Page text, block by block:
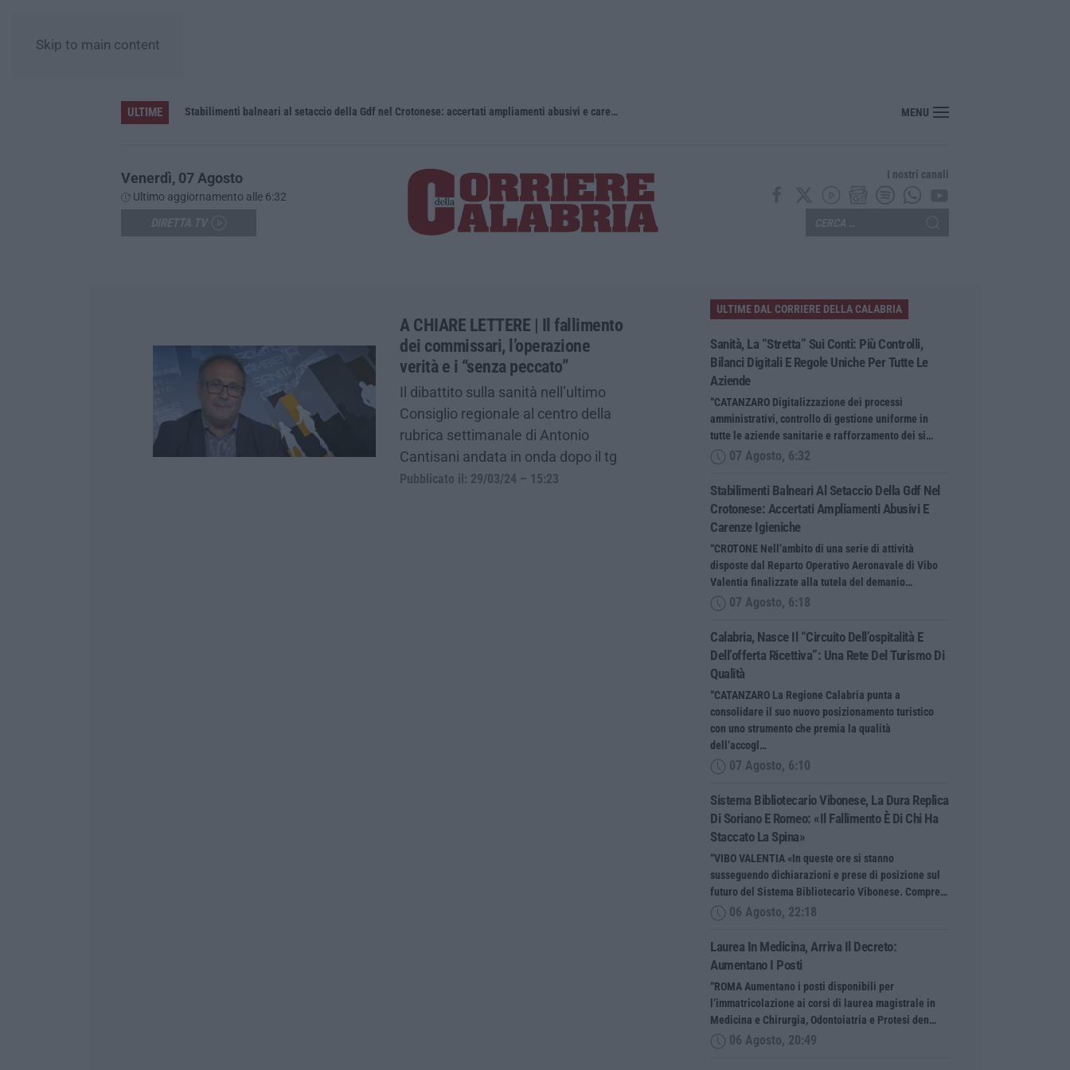
Skip to main content
ULTIME Stabilimenti balneari al setaccio della Gdf nel Crotonese: accertati ampliamenti abusivi e carenze igieniche Calabria, nasce il “Circuito dell’ospitalità e dell’offerta ricettiva”: una rete del turismo di
MENU
Venerdì, 07 Agosto
Ultimo aggiornamento alle 6:32
I nostri canali
A CHIARE LETTERE | Il fallimento
dei commissari, l’operazione
verità e i “senza peccato”
Il dibattito sulla sanità nell’ultimo
Consiglio regionale al centro della
rubrica settimanale di Antonio
Cantisani andata in onda dopo il tg
Pubblicato il: 29/03/24 – 15:23
ULTIME DAL CORRIERE DELLA CALABRIA
Sanità, La “stretta” Sui Conti: Più Controlli,
Bilanci Digitali E Regole Uniche Per Tutte Le
Aziende
“CATANZARO Digitalizzazione dei processi
amministrativi, controllo di gestione uniforme in
tutte le aziende sanitarie e rafforzamento dei si…
07 Agosto, 6:32
Stabilimenti Balneari Al Setaccio Della Gdf Nel
Crotonese: Accertati Ampliamenti Abusivi E
Carenze Igieniche
“CROTONE Nell’ambito di una serie di attività
disposte dal Reparto Operativo Aeronavale di Vibo
Valentia finalizzate alla tutela del demanio…
07 Agosto, 6:18
Calabria, Nasce Il “Circuito Dell’ospitalità E
Dell’offerta Ricettiva”: Una Rete Del Turismo Di
Qualità
“CATANZARO La Regione Calabria punta a
consolidare il suo nuovo posizionamento turistico
con uno strumento che premia la qualità
dell’accogl…
07 Agosto, 6:10
Sistema Bibliotecario Vibonese, La Dura Replica
Di Soriano E Romeo: «Il Fallimento È Di Chi Ha
Staccato La Spina»
“VIBO VALENTIA «In queste ore si stanno
susseguendo dichiarazioni e prese di posizione sul
futuro del Sistema Bibliotecario Vibonese. Compre…
06 Agosto, 22:18
Laurea In Medicina, Arriva Il Decreto:
Aumentano I Posti
“ROMA Aumentano i posti disponibili per
l’immatricolazione ai corsi di laurea magistrale in
Medicina e Chirurgia, Odontoiatria e Protesi den…
06 Agosto, 20:49